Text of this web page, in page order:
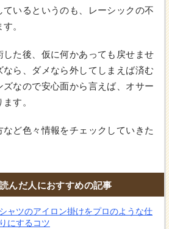
ているというのも、レーシックの不
。
した後、仮に何かあっても戻せませ
なら、ダメなら外してしまえば済む
ズなので安心面から言えば、オサー
す。
など色々情報をチェックしていきた
んだ人におすすめの記事
ャツのアイロン掛けをプロのような仕
にするコツ